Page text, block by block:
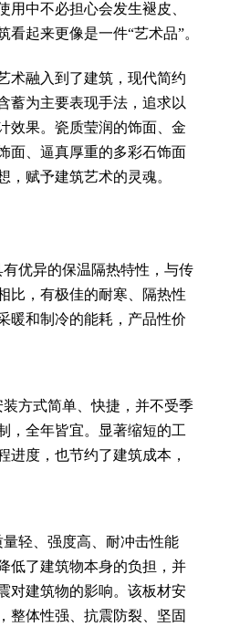
用中不必担心会发生褪皮、
看起来更像是一件“艺术品”。
术融入到了建筑，现代简约
蓄为主要表现手法，追求以
效果。瓷质莹润的饰面、金
面、逼真厚重的多彩石饰面
，赋予建筑艺术的灵魂。
有优异的保温隔热特性，与传
比，有极佳的耐寒、隔热性
暖和制冷的能耗，产品性价
装方式简单、快捷，并不受季
，全年皆宜。显著缩短的工
进度，也节约了建筑成本，
量轻、强度高、耐冲击性能
低了建筑物本身的负担，并
对建筑物的影响。该板材安
整体性强、抗震防裂、坚固